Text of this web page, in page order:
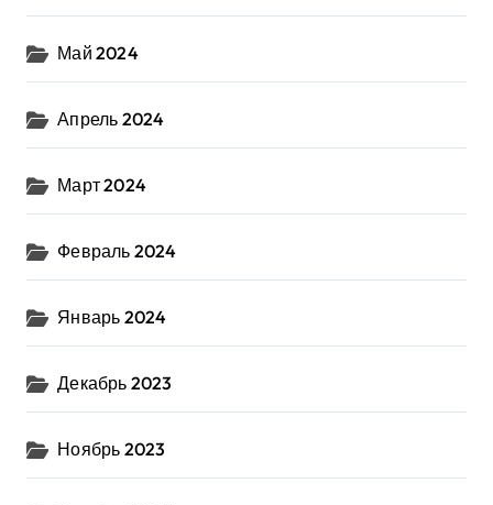
Май 2024
Апрель 2024
Март 2024
Февраль 2024
Январь 2024
Декабрь 2023
Ноябрь 2023